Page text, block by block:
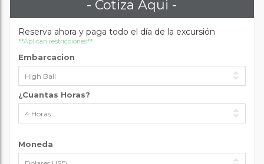
- Cotiza Aqui -
Reserva ahora y paga todo el día de la excursión
**Aplican restricciones**
Embarcacion
¿Cuantas Horas?
Moneda